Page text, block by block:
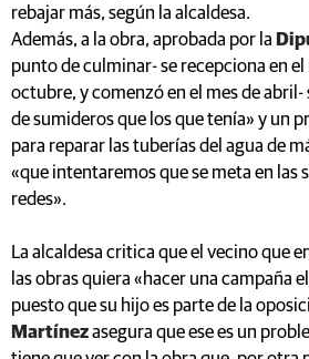
rebajar más, según la alcaldesa.
Además, a la obra, aprobada por la
punto de culminar- se recepciona en
octubre, y comenzó en el mes de abril-
de sumideros que los que tenía» y un
para reparar las tuberías del agua de
«que intentaremos que se meta en las
redes».
La alcaldesa critica que el vecino que
las obras quiera «hacer una campaña
puesto que su hijo es parte de la
Martínezasegura que ese es un